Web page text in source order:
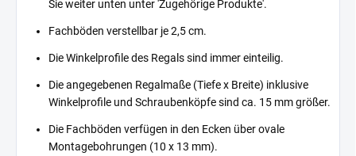
Sie weiter unten unter 'Zugehörige Produkte'.
Fachböden verstellbar je 2,5 cm.
Die Winkelprofile des Regals sind immer einteilig.
Die angegebenen Regalmaße (Tiefe x Breite) inklusive
Winkelprofile und Schraubenköpfe sind ca. 15 mm größer.
Die Fachböden verfügen in den Ecken über ovale
Montagebohrungen (10 x 13 mm).